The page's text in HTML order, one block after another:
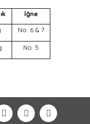
İğne
No. 6 & 7
No. 5